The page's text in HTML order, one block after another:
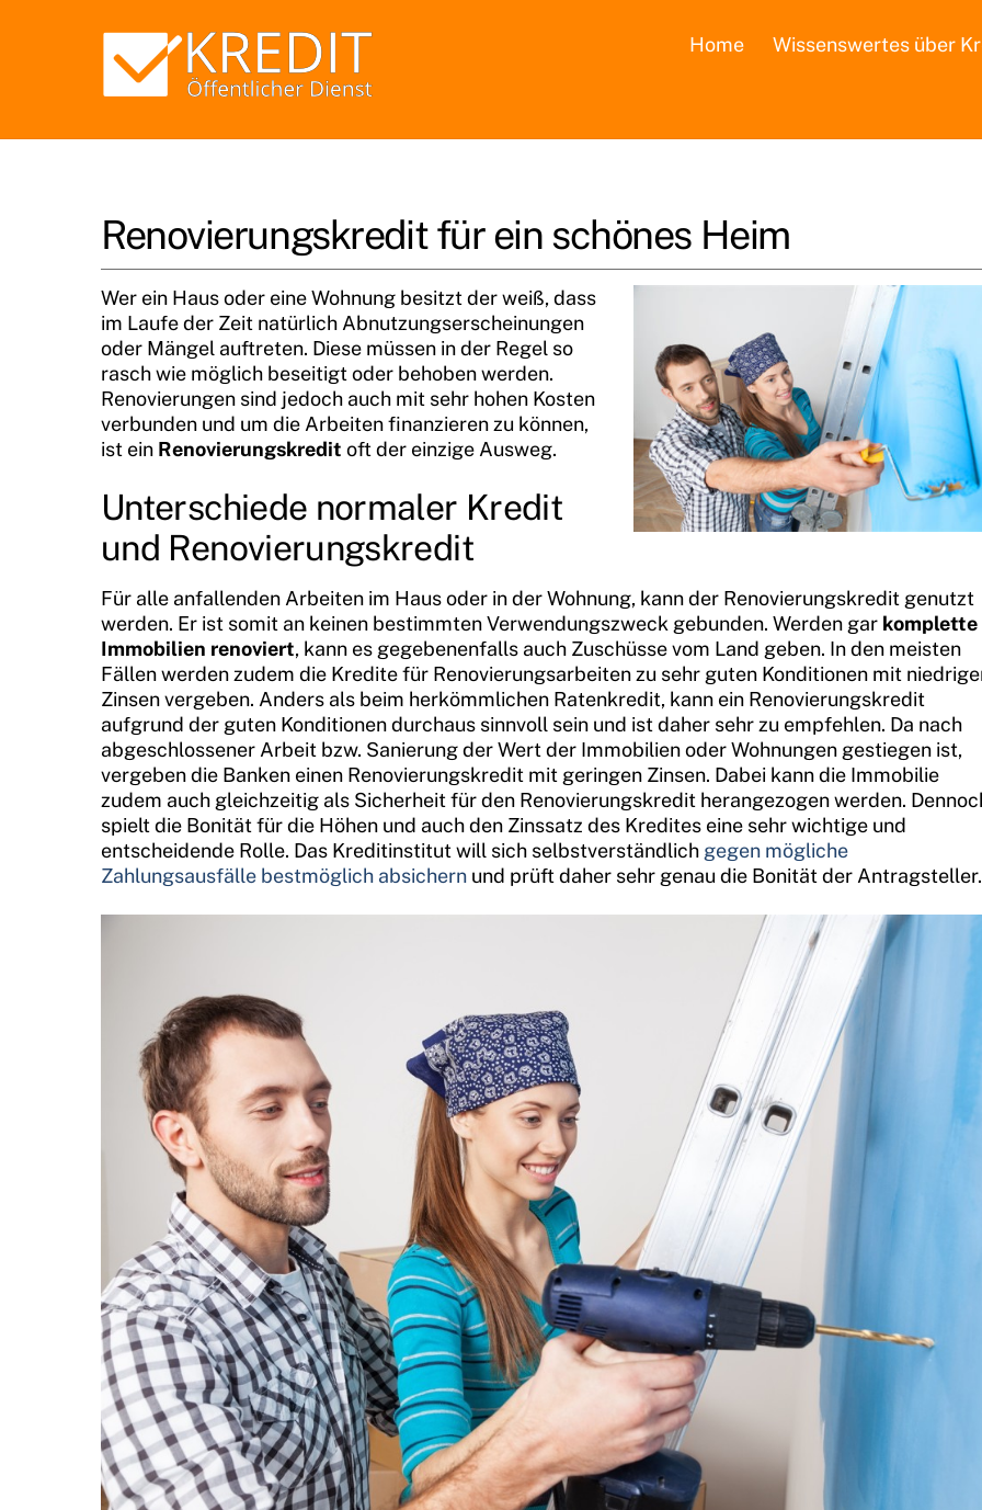
Home Wissenswertes über
Renovierungskredit für ein schönes Heim
Wer ein Haus oder eine Wohnung besitzt der weiß, dass
im Laufe der Zeit natürlich Abnutzungserscheinungen
oder Mängel auftreten. Diese müssen in der Regel so
rasch wie möglich beseitigt oder behoben werden.
Renovierungen sind jedoch auch mit sehr hohen Kosten
verbunden und um die Arbeiten finanzieren zu können,
ist ein Renovierungskredit oft der einzige Ausweg.
Unterschiede normaler Kredit
und Renovierungskredit
Für alle anfallenden Arbeiten im Haus oder in der Wohnung, kann der Renovierungskredit genutzt
werden. Er ist somit an keinen bestimmten Verwendungszweck gebunden. Werden gar komplette
Immobilien renoviert, kann es gegebenenfalls auch Zuschüsse vom Land geben. In den meisten
Fällen werden zudem die Kredite für Renovierungsarbeiten zu sehr guten Konditionen mit
Zinsen vergeben. Anders als beim herkömmlichen Ratenkredit, kann ein Renovierungskredit
aufgrund der guten Konditionen durchaus sinnvoll sein und ist daher sehr zu empfehlen. Da nach
abgeschlossener Arbeit bzw. Sanierung der Wert der Immobilien oder Wohnungen gestiegen ist,
vergeben die Banken einen Renovierungskredit mit geringen Zinsen. Dabei kann die Immobilie
zudem auch gleichzeitig als Sicherheit für den Renovierungskredit herangezogen werden.
spielt die Bonität für die Höhen und auch den Zinssatz des Kredites eine sehr wichtige und
entscheidende Rolle. Das Kreditinstitut will sich selbstverständlich gegen mögliche
Zahlungsausfälle bestmöglich absichern und prüft daher sehr genau die Bonität der Antragsteller.